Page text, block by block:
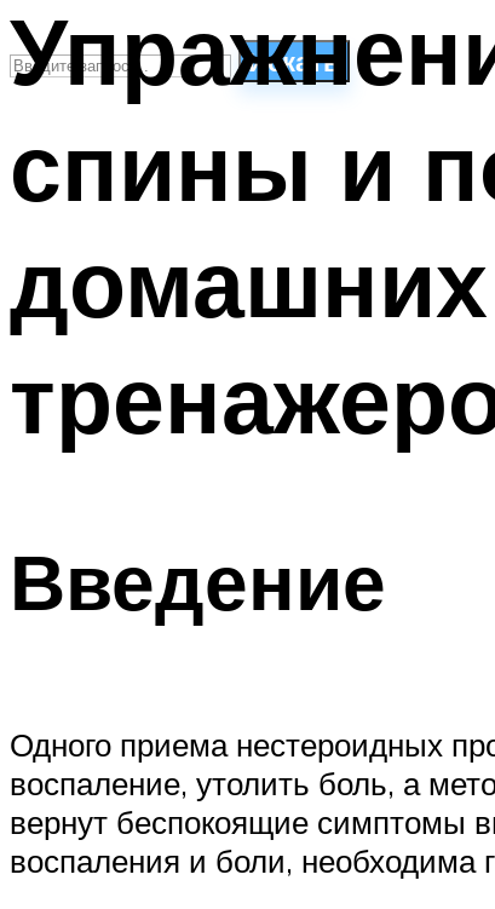
Искать
ПЛАВАНЬЕ ДЛЯ ДЕТЕЙ
ПЛАВАНЬЕ ДЛЯ ПОХУДЕНИЯ
ОЧИСТКА БАССЕЙНОВ
спины и
домашних
Введение
Одного приема нестероидных
воспаление, утолить боль, а
вернут беспокоящие симптомы
воспаления и боли, необходима